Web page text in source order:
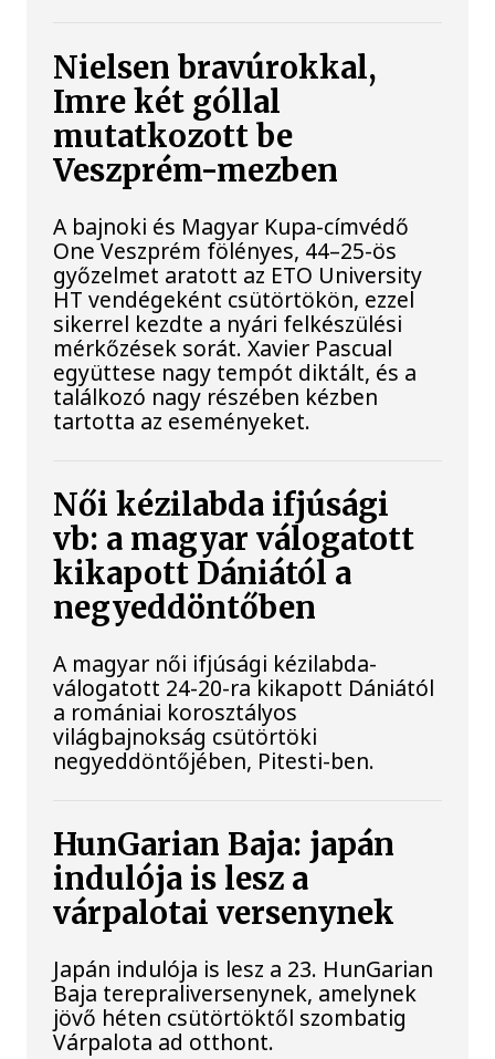
Nielsen bravúrokkal,
Imre két góllal
mutatkozott be
Veszprém-mezben
A bajnoki és Magyar Kupa-címvédő
One Veszprém fölényes, 44–25-ös
győzelmet aratott az ETO University
HT vendégeként csütörtökön, ezzel
sikerrel kezdte a nyári felkészülési
mérkőzések sorát. Xavier Pascual
együttese nagy tempót diktált, és a
találkozó nagy részében kézben
tartotta az eseményeket.
Női kézilabda ifjúsági
vb: a magyar válogatott
kikapott Dániától a
negyeddöntőben
A magyar női ifjúsági kézilabda-
válogatott 24-20-ra kikapott Dániától
a romániai korosztályos
világbajnokság csütörtöki
negyeddöntőjében, Pitesti-ben.
HunGarian Baja: japán
indulója is lesz a
várpalotai versenynek
Japán indulója is lesz a 23. HunGarian
Baja terepraliversenynek, amelynek
jövő héten csütörtöktől szombatig
Várpalota ad otthont.